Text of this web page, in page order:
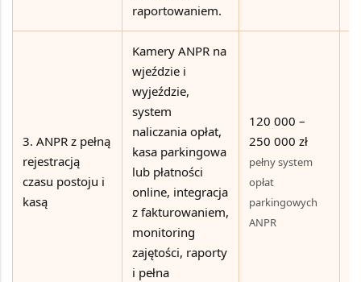
raportowaniem.
3. ANPR z pełną
rejestracją
czasu postoju i
kasą
Kamery ANPR na
wjeździe i
wyjeździe,
system
naliczania opłat,
kasa parkingowa
lub płatności
online, integracja
z fakturowaniem,
monitoring
zajętości, raporty
i pełna
120 000 –
250 000 zł
pełny system
opłat
parkingowych
ANPR